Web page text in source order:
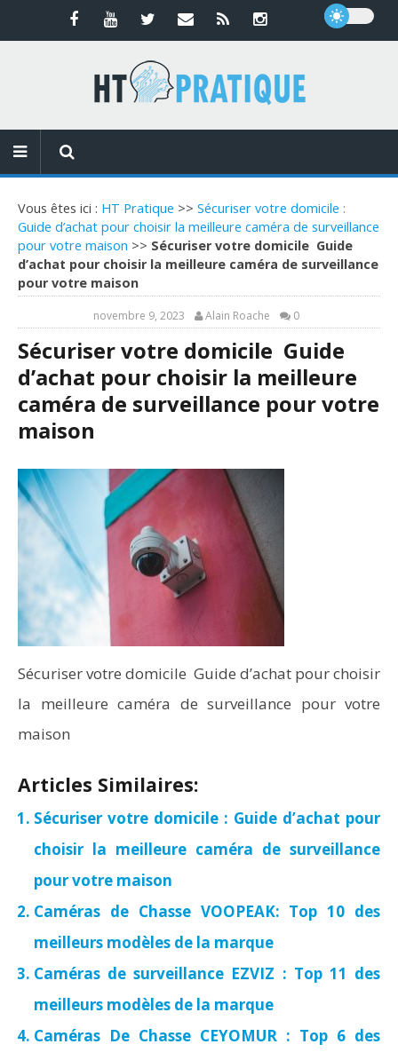
Vous êtes ici : HT Pratique >> Sécuriser votre domicile :
Guide d’achat pour choisir la meilleure caméra de surveillance
pour votre maison >> Sécuriser votre domicile Guide
d’achat pour choisir la meilleure caméra de surveillance
pour votre maison
novembre 9, 2023 Alain Roache 0
Sécuriser votre domicile Guide
d’achat pour choisir la meilleure
caméra de surveillance pour votre
maison
Sécuriser votre domicile Guide d’achat pour choisir
la meilleure caméra de surveillance pour votre
maison
Articles Similaires:
Sécuriser votre domicile : Guide d’achat pour
choisir la meilleure caméra de surveillance
pour votre maison
Caméras de Chasse VOOPEAK: Top 10 des
meilleurs modèles de la marque
Caméras de surveillance EZVIZ : Top 11 des
meilleurs modèles de la marque
Caméras De Chasse CEYOMUR : Top 6 des